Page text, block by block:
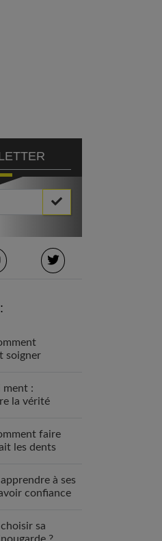
soigner
ment :
la vérité
faire
ait les dents
apprendre à ses
confiance
choisir sa